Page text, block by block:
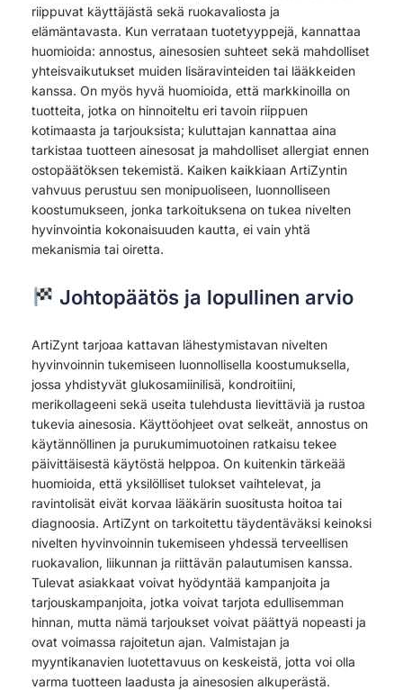
riippuvat käyttäjästä sekä ruokavaliosta ja
elämäntavasta. Kun verrataan tuotetyyppejä, kannattaa
huomioida: annostus, ainesosien suhteet sekä mahdolliset
yhteisvaikutukset muiden lisäravinteiden tai lääkkeiden
kanssa. On myös hyvä huomioida, että markkinoilla on
tuotteita, jotka on hinnoiteltu eri tavoin riippuen
kotimaasta ja tarjouksista; kuluttajan kannattaa aina
tarkistaa tuotteen ainesosat ja mahdolliset allergiat ennen
ostopäätöksen tekemistä. Kaiken kaikkiaan ArtiZyntin
vahvuus perustuu sen monipuoliseen, luonnolliseen
koostumukseen, jonka tarkoituksena on tukea nivelten
hyvinvointia kokonaisuuden kautta, ei vain yhtä
mekanismia tai oiretta.
Johtopäätös ja lopullinen arvio
ArtiZynt tarjoaa kattavan lähestymistavan nivelten
hyvinvoinnin tukemiseen luonnollisella koostumuksella,
jossa yhdistyvät glukosamiinilisä, kondroitiini,
merikollageeni sekä useita tulehdusta lievittäviä ja rustoa
tukevia ainesosia. Käyttöohjeet ovat selkeät, annostus on
käytännöllinen ja purukumimuotoinen ratkaisu tekee
päivittäisestä käytöstä helppoa. On kuitenkin tärkeää
huomioida, että yksilölliset tulokset vaihtelevat, ja
ravintolisät eivät korvaa lääkärin suositusta hoitoa tai
diagnoosia. ArtiZynt on tarkoitettu täydentäväksi keinoksi
nivelten hyvinvoinnin tukemiseen yhdessä terveellisen
ruokavalion, liikunnan ja riittävän palautumisen kanssa.
Tulevat asiakkaat voivat hyödyntää kampanjoita ja
tarjouskampanjoita, jotka voivat tarjota edullisemman
hinnan, mutta nämä tarjoukset voivat päättyä nopeasti ja
ovat voimassa rajoitetun ajan. Valmistajan ja
myyntikanavien luotettavuus on keskeistä, jotta voi olla
varma tuotteen laadusta ja ainesosien alkuperästä.